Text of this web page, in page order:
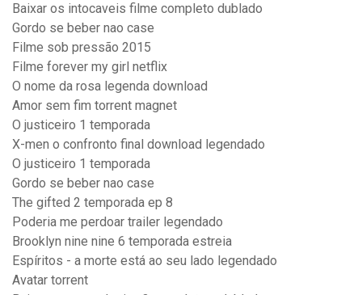
Baixar os intocaveis filme completo dublado
Gordo se beber nao case
Filme sob pressão 2015
Filme forever my girl netflix
O nome da rosa legenda download
Amor sem fim torrent magnet
O justiceiro 1 temporada
X-men o confronto final download legendado
O justiceiro 1 temporada
Gordo se beber nao case
The gifted 2 temporada ep 8
Poderia me perdoar trailer legendado
Brooklyn nine nine 6 temporada estreia
Espíritos - a morte está ao seu lado legendado
Avatar torrent